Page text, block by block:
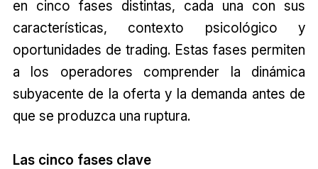
en cinco fases distintas, cada una con sus
características, contexto psicológico y
oportunidades de trading. Estas fases permiten
a los operadores comprender la dinámica
subyacente de la oferta y la demanda antes de
que se produzca una ruptura.
Las cinco fases clave